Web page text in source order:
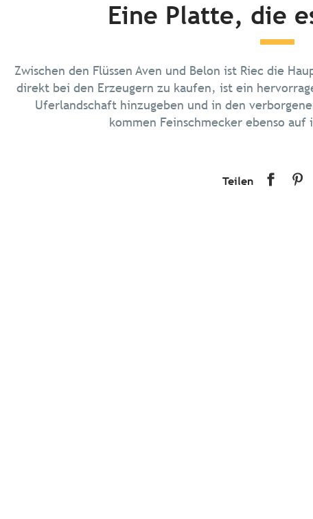
Eine Platte, die
Zwischen den Flüssen Aven und Belon ist Riec die
direkt bei den Erzeugern zu kaufen, ist ein
Uferlandschaft hinzugeben und in den
kommen Feinschmecker ebenso auf
Teilen